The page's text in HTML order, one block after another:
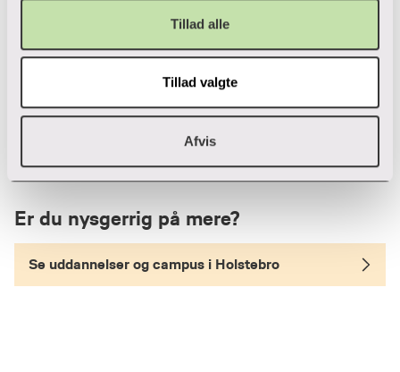
Tillad alle
Tillad valgte
Afvis
uddannelsen til socialrådgiver. Hør hendes
historie og hendes anbefalinger til, hvorfor du
Mød Ninna, som var studerende for en dag
Er du nysgerrig på mere?
Se uddannelser og campus i Holstebro